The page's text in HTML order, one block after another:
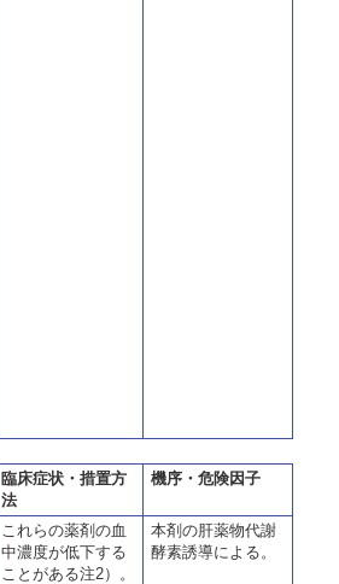
臨床症状・措置方
法
機序・危険因子
これらの薬剤の血
中濃度が低下する
ことがある注2）。
本剤の肝薬物代謝
酵素誘導による。